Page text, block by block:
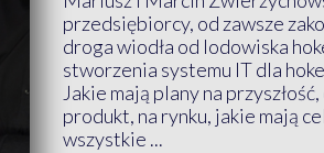
przedsiębiorcy, od zawsze
droga wiodła od lodowiska
stworzenia systemu IT dla
Jakie mają plany na
produkt, na rynku, jakie mają
wszystkie ...